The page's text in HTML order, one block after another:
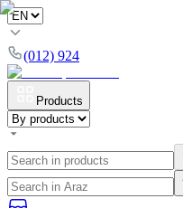
(012) 924
Products